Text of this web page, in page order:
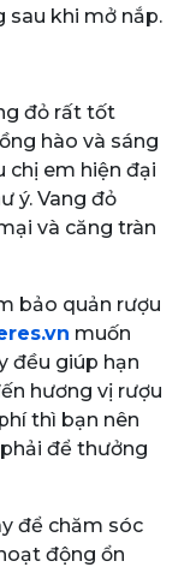
sau khi mở nắp.
đỏ rất tốt
hào và sáng
chị em hiện đại
ý. Vang đỏ
và căng tràn
bảo quản rượu
muốn
đều giúp hạn
hương vị rượu
thì bạn nên
để thưởng
để chăm sóc
động ổn